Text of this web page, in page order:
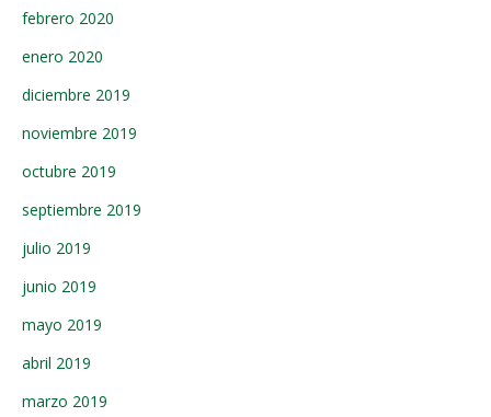
febrero 2020
enero 2020
diciembre 2019
noviembre 2019
octubre 2019
septiembre 2019
julio 2019
junio 2019
mayo 2019
abril 2019
marzo 2019